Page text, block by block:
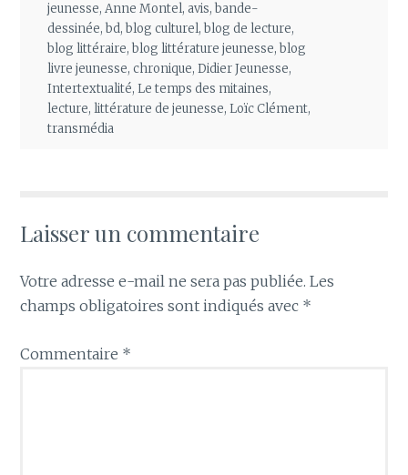
jeunesse,Anne Montel,avis,bande-
dessinée,bd,blog culturel,blog de lecture,
blog littéraire,blog littérature jeunesse,blog
livre jeunesse,chronique,Didier Jeunesse,
Intertextualité,Le temps des mitaines,
lecture,littérature de jeunesse,Loïc Clément,
transmédia
Laisser un commentaire
Votre adresse e-mail ne sera pas publiée. Les
champs obligatoires sont indiqués avec *
Commentaire *